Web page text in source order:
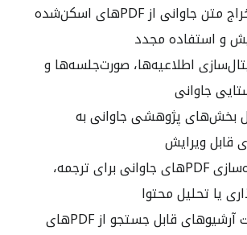
استخراج متن جاوانی از PDFهای اسکن‌شده
و استفاده مجدد
اطلاعیه‌ها، صورت‌جلسه‌ها و
جاوانی
بخش‌های پژوهشی جاوانی به
قابل ویرایش
آماده‌سازی PDFهای جاوانی برای ترجمه،
یا تحلیل محتوا
ساخت آرشیوهای قابل جستجو از PDFهای